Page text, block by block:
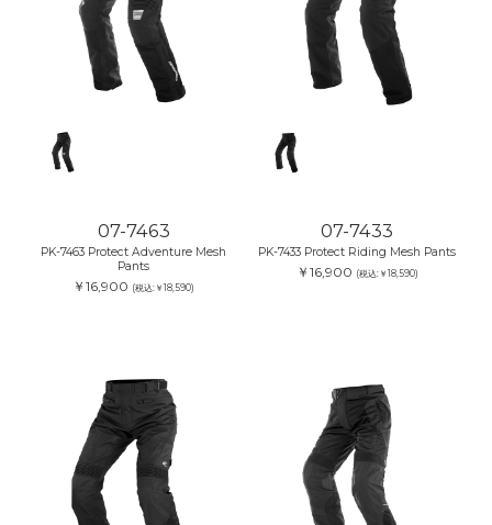
07-7463
PK-7463 Protect Adventure Mesh
Pants
￥16,900 (税込:￥18,590)
07-7433
PK-7433 Protect Riding Mesh Pants
￥16,900 (税込:￥18,590)